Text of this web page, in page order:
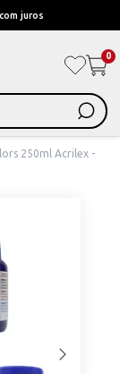
juros
0
250ml Acrilex -